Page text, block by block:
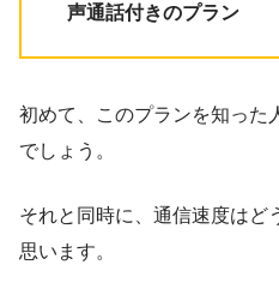
声通話付きのプラン
初めて、このプランを知った
でしょう。
それと同時に、通信速度はど
思います。